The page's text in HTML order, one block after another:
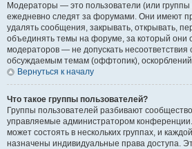
Модераторы — это пользователи (или группы
ежедневно следят за форумами. Они имеют
удалять сообщения, закрывать, открывать,
объединять темы на форуме, за который они
модераторов — не допускать
обсуждаемым темам (оффтопик),
Вернуться к началу
Что такое группы пользователей?
Группы пользователей разбивают
управляемые администратором
может состоять в нескольких группах, и
назначены индивидуальные права доступа.